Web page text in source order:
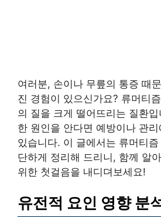
여러분, 손이나 무릎의 통증 때
진 경험이 있으신가요? 류머티
의 질을 크게 떨어뜨리는 질환
한 원인을 안다면 예방이나 관
있습니다. 이 글에서는 류머티
단하게 정리해 드리니, 함께 알
위한 첫걸음을 내디뎌보세요!
유전적 요인 영향 분